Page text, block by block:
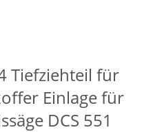
Tiefziehteil für
Einlage für
DCS 551